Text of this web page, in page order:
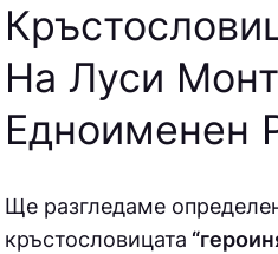
На Луси
Едноименен
Ще разгледаме
кръстословицата